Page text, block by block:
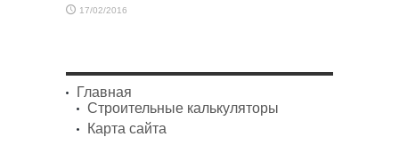
17/02/2016
Главная
Строительные калькуляторы
Карта сайта